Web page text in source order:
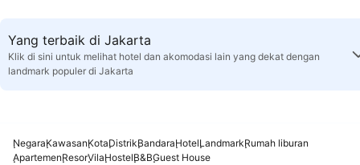
Yang terbaik di Jakarta
Klik di sini untuk melihat hotel dan akomodasi lain yang dekat dengan
landmark populer di Jakarta
NegaraKawasanKotaDistrikBandaraHotelLandmarkRumah liburan
ApartemenResorVilaHostelB&BGuest House